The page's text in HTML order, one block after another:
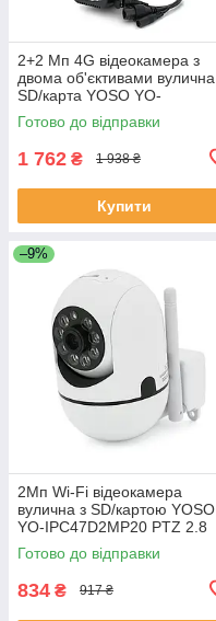
2+2 Мп 4G відеокамера з
двома об'єктивами вулична
SD/карта YOSO YO-
IPC41D4MP50 PTZ 2.8mm
V380 ЕКОБОКС
Готово до відправки
1 762 ₴ 1 938 ₴
Купити
–9%
2Мп Wi-Fi відеокамера
вулична з SD/картою YOSO
YO-IPC47D2MP20 PTZ 2.8
mm IP44 V380 ЕКОБОКС
Готово до відправки
834 ₴ 917 ₴